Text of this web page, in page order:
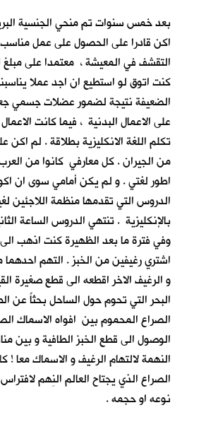
بعد خمس سنوات تم منحي الجنسية
اكن قادرا على الحصول على عمل
التقشف في المعيشة ، معتمدا على مبلغ
كنت اتوق لو استطيع ان اجد عملا
الضعيفة نتيجة لضمور عضلات جسمي
على الاعمال البدنية ، فيما كانت
تكلم اللغة الانكليزية بطلاقة . لم اكن
من الجيران . كل معارفي كانوا من
اطور لغتي . و لم يكن أمامي سوى ان
الدروس التي تقدمها منظمة اللاجئين
بالإنكليزية . تنتهي الدروس الساعة
وفي فترة ما بعد الظهيرة كنت اذهب
اشتري رغيفين من الخبز . التهم احدهما
و الرغيف الاخر اقطعه الى قطع صغيرة
البحر التي تحوم حول الساحل بحثاً عن
الصراع المحموم بين افواه الاسماك
الوصول الى قطع الخبز الطافية و بين
النهمة لالتهام الرغيف و الاسماك معا
الصراع الذي يجتاح العالم النِهم
نوعه او حجمه .